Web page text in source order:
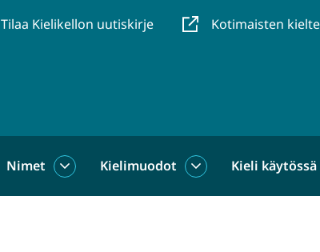
Tilaa Kielikellon uutiskirje Kotimaisten
Nimet
NimetKielimuodot
KielimuodotKieli käytössä